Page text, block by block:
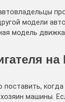
модели
модель
на
поставить,
машины.